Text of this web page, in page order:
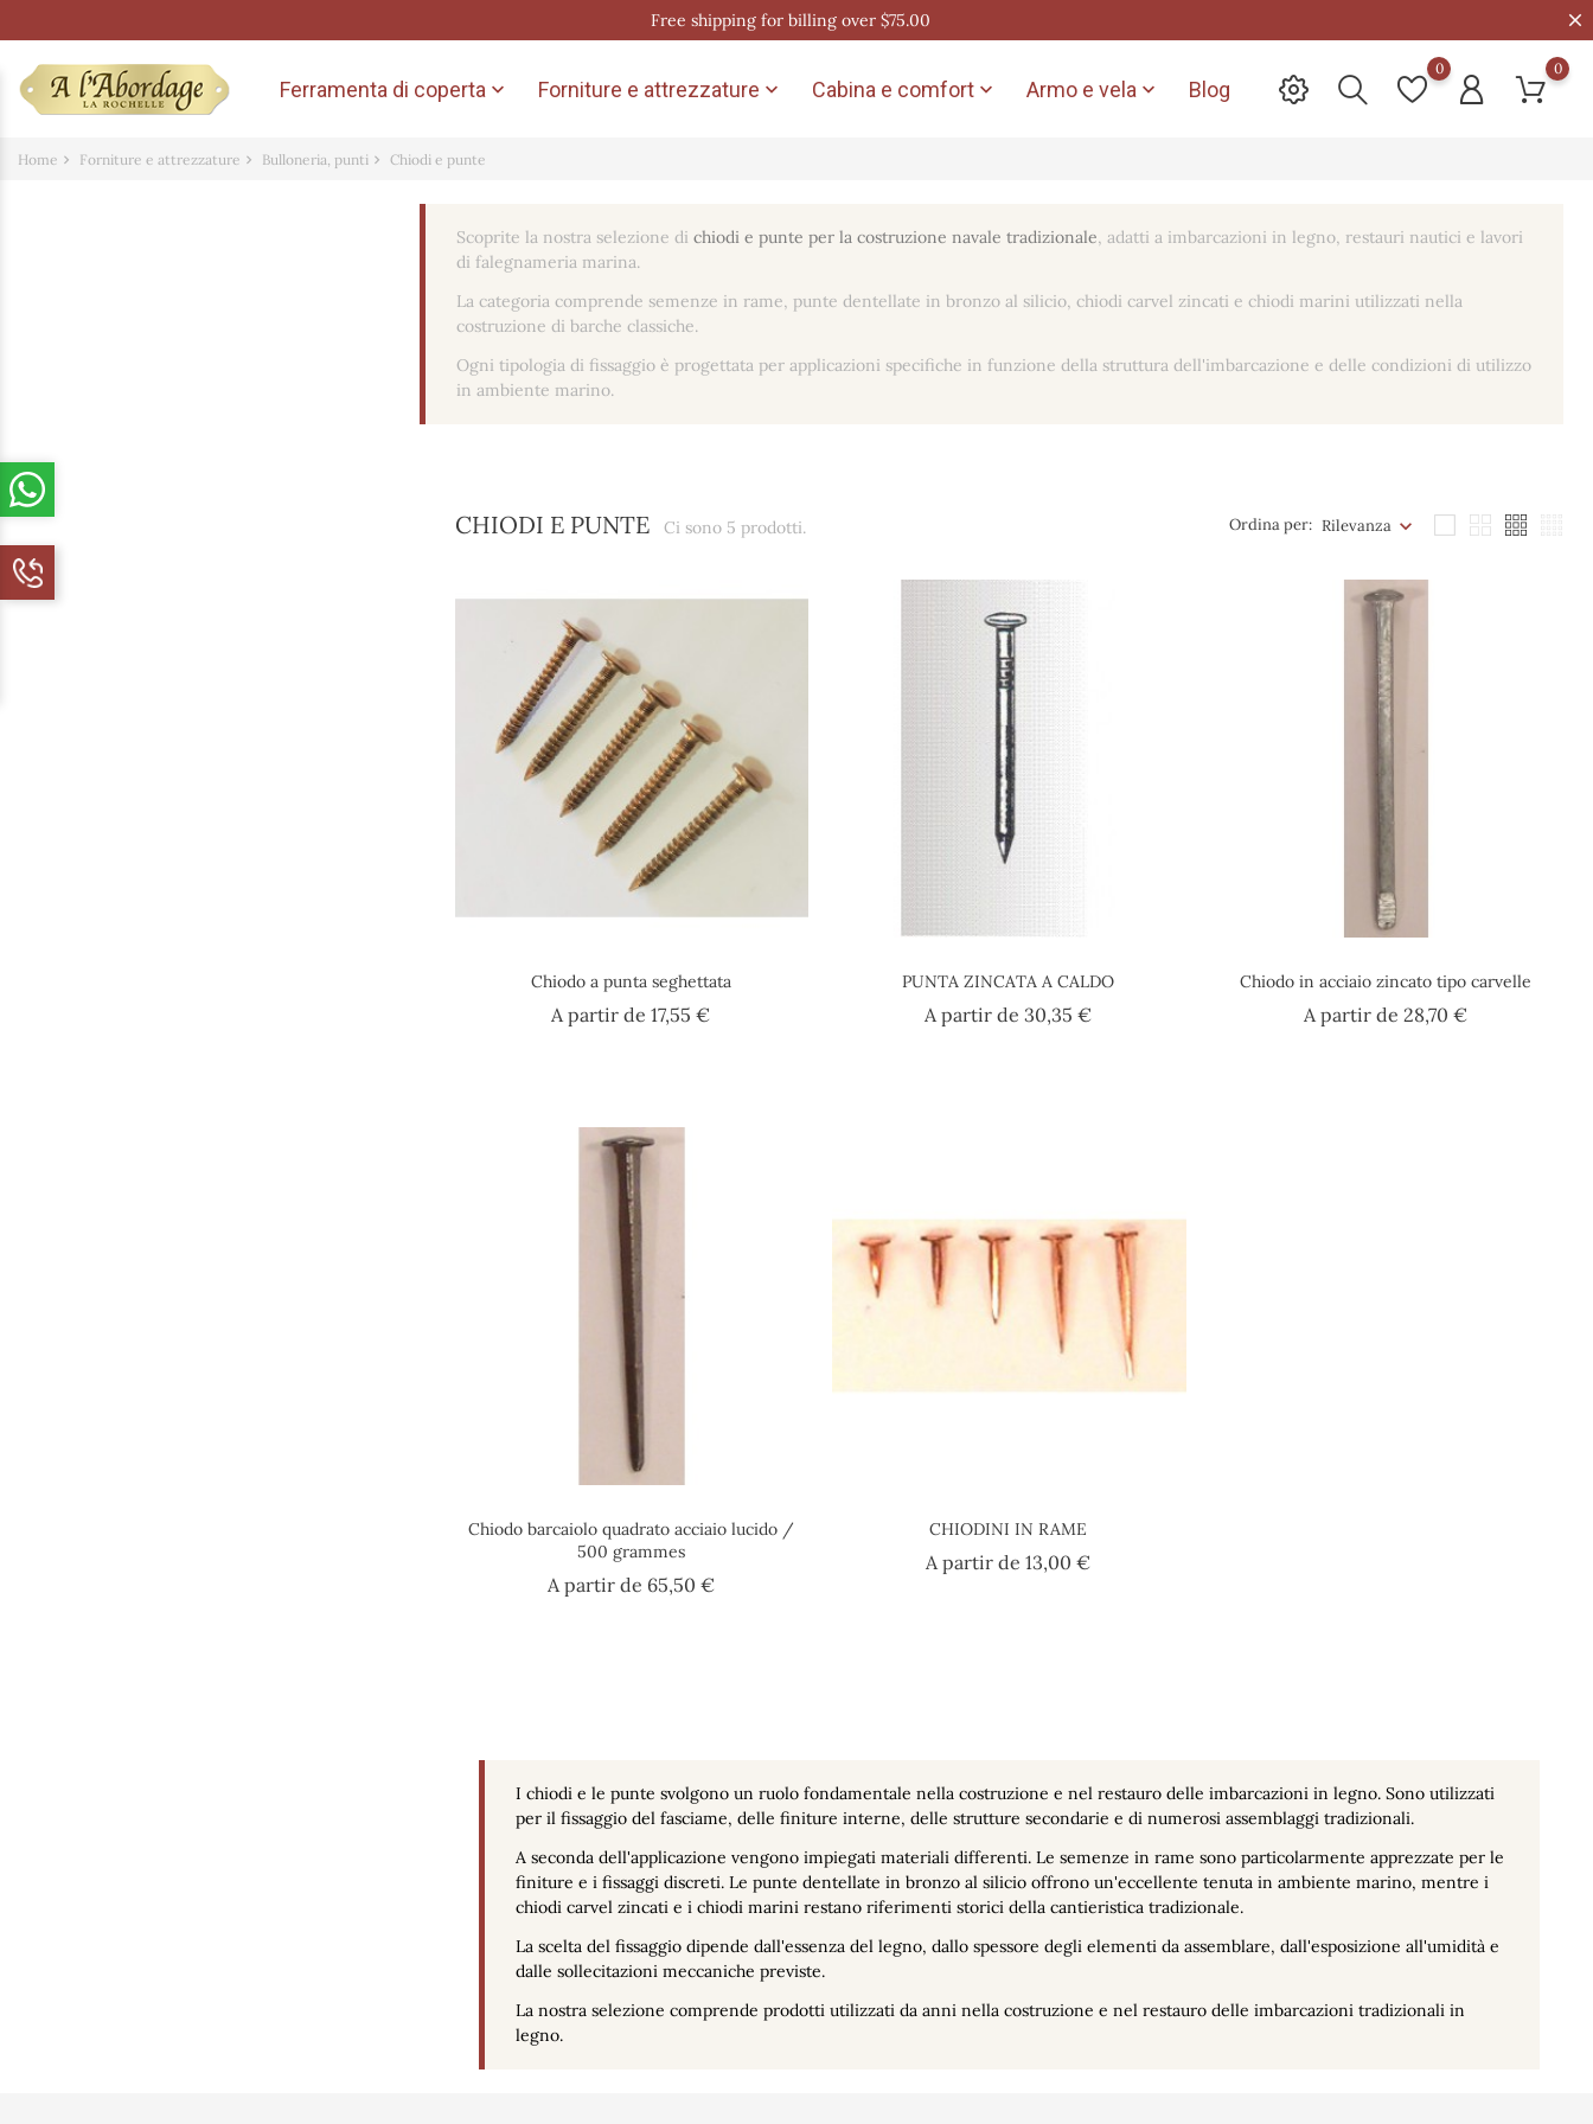
Free shipping for billing over $75.00
Ferramenta di coperta  Forniture e attrezzature  Cabina e comfort  Armo e vela  Blog
0 0
Home Forniture e attrezzature Bulloneria, punti Chiodi e punte
Scoprite la nostra selezione di chiodi e punte per la costruzione navale tradizionale, adatti a imbarcazioni in legno, restauri nautici e lavori
di falegnameria marina.
La categoria comprende semenze in rame, punte dentellate in bronzo al silicio, chiodi carvel zincati e chiodi marini utilizzati nella
costruzione di barche classiche.
Ogni tipologia di fissaggio è progettata per applicazioni specifiche in funzione della struttura dell'imbarcazione e delle condizioni di utilizzo
in ambiente marino.
CHIODI E PUNTE Ci sono 5 prodotti. Ordina per: Rilevanza
Chiodo a punta seghettata
A partir de17,55 €Prezzo
PUNTA ZINCATA A CALDO
A partir de30,35 €Prezzo
Chiodo in acciaio zincato tipo carvelle
A partir de 28,70 €Prezzo
Chiodo barcaiolo quadrato acciaio lucido /
500 grammes
A partir de 65,50 €Prezzo
CHIODINI IN RAME
A partir de13,00 €Prezzo
I chiodi e le punte svolgono un ruolo fondamentale nella costruzione e nel restauro delle imbarcazioni in legno. Sono utilizzati
per il fissaggio del fasciame, delle finiture interne, delle strutture secondarie e di numerosi assemblaggi tradizionali.
A seconda dell'applicazione vengono impiegati materiali differenti. Le semenze in rame sono particolarmente apprezzate per le
finiture e i fissaggi discreti. Le punte dentellate in bronzo al silicio offrono un'eccellente tenuta in ambiente marino, mentre i
chiodi carvel zincati e i chiodi marini restano riferimenti storici della cantieristica tradizionale.
La scelta del fissaggio dipende dall'essenza del legno, dallo spessore degli elementi da assemblare, dall'esposizione all'umidità e
dalle sollecitazioni meccaniche previste.
La nostra selezione comprende prodotti utilizzati da anni nella costruzione e nel restauro delle imbarcazioni tradizionali in
legno.